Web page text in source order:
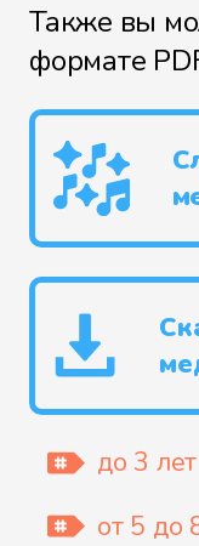
Также вы
формате
до 3 лет
от 5 до